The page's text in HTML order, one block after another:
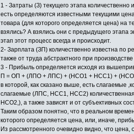
1 - Затраты (З) текущего этапа
есть определяются известными текущими
товара (для которого определяется цена) на
взялись? А взялись они с предыдущего этапа
этап этот процесс всегда и происходит.
2- Зарплата (ЗП) количественно известна по
также от труда абстрактного при
3 - Прибыль определяется исходя из
П = ОП + (ЛПО + ЛПС) + (НСО1 + НСС1) +
в которой, как сказано выше, есть слагаемые
слагаемые (ЛПС, НСС1, НСС2)
НСО2,), а также зависят и от субъективных
Таким образом понятно, что в реальном
которого определяется цена, или, иначе,
Из рассмотренного очевидно видно, что